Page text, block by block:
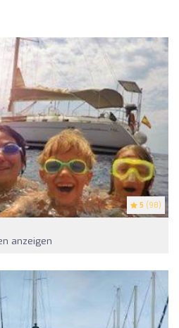
5 (98)
anzeigen